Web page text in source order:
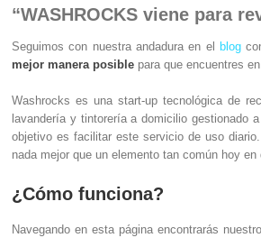
“WASHROCKS viene para
Seguimos con nuestra andadura en elblog
mejor manera posible para que encuentres
Washrocks es una start-up tecnológica de
lavandería y tintorería a domicilio gestionado
objetivo es facilitar este servicio de uso
nada mejor que un elemento tan común hoy
¿Cómo funciona?
Navegando en esta página encontrarás